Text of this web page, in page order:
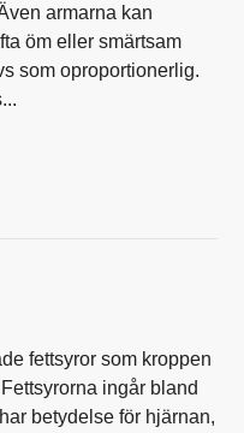
armarna kan
öm eller smärtsam
som oproportionerlig.
fettsyror som kroppen
ingår bland
betydelse för hjärnan,